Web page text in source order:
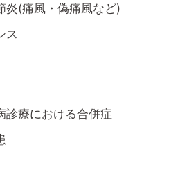
炎(痛風・偽痛風など)
ス
診療における合併症